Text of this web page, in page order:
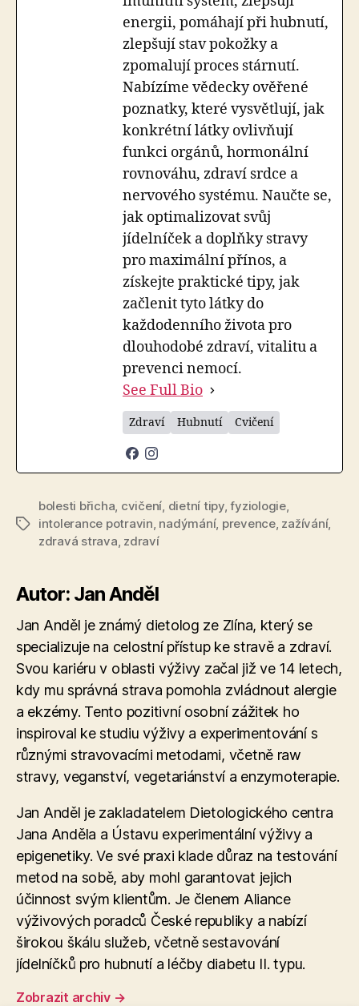
energii, pomáhají při hubnutí,
zlepšují stav pokožky a
zpomalují proces stárnutí.
Nabízíme vědecky ověřené
poznatky, které vysvětlují, jak
konkrétní látky ovlivňují
funkci orgánů, hormonální
rovnováhu, zdraví srdce a
nervového systému. Naučte se,
jak optimalizovat svůj
jídelníček a doplňky stravy
pro maximální přínos, a
získejte praktické tipy, jak
začlenit tyto látky do
každodenního života pro
dlouhodobé zdraví, vitalitu a
prevenci nemocí.
See Full Bio
Zdraví Hubnutí Cvičení
Štítky
bolesti břicha, cvičení, dietní tipy,fyziologie,
intolerance potravin, nadýmání, prevence, zažívání,
zdravá strava, zdraví
Autor: Jan Anděl
Jan Anděl je známý dietolog ze Zlína, který se
specializuje na celostní přístup ke stravě a zdraví.
Svou kariéru v oblasti výživy začal již ve 14 letech,
kdy mu správná strava pomohla zvládnout alergie
a ekzémy. Tento pozitivní osobní zážitek ho
inspiroval ke studiu výživy a experimentování s
různými stravovacími metodami, včetně raw
stravy, veganství, vegetariánství a enzymoterapie​.
Jan Anděl je zakladatelem Dietologického centra
Jana Anděla a Ústavu experimentální výživy a
epigenetiky. Ve své praxi klade důraz na testování
metod na sobě, aby mohl garantovat jejich
účinnost svým klientům. Je členem Aliance
výživových poradců České republiky a nabízí
širokou škálu služeb, včetně sestavování
jídelníčků pro hubnutí a léčby diabetu II. typu.
Zobrazit archiv →